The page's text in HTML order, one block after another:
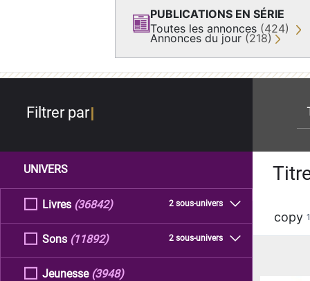
PUBLICATIONS EN SÉRIE
Toutes les annonces (424)
Annonces du jour (218)
Filtrer par
UNIVERS
Livres 2 sous-univers
(36842)
Sons 2 sous-univers
(11892)
Jeunesse (3948)
copy